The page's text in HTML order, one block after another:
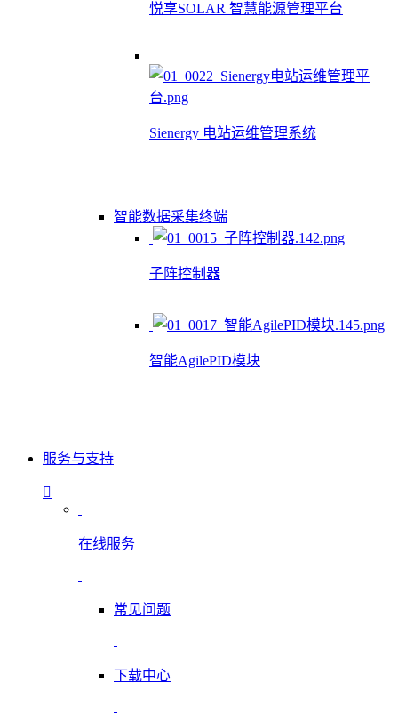
悦享SOLAR 智慧能源管理平台
Sienergy 电站运维管理系统
智能数据采集终端
子阵控制器
智能AgilePID模块
服务与支持
在线服务
常见问题
下载中心